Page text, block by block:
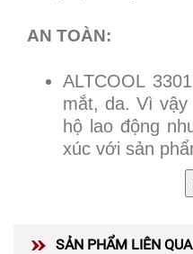
AN TOÀN:
ALTCOOL
mắt, da. Vì
hộ lao động
xúc với sản
SẢN PHẨM LIÊN